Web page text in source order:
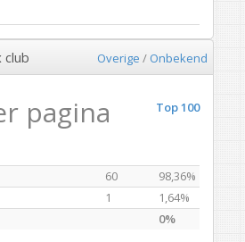
club Overige /Onbekend
Top 100
pagina
60
98,36%
1
1,64%
0%